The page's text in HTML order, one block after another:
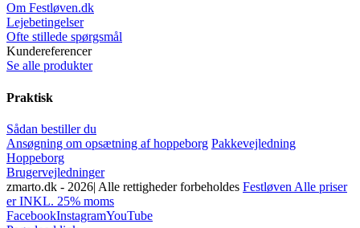
Om Festløven.dk
Lejebetingelser
Ofte stillede spørgsmål
Kundereferencer
Se alle produkter
Praktisk
Sådan bestiller du
Ansøgning om opsætning af hoppeborg Pakkevejledning
Hoppeborg
Brugervejledninger
zmarto.dk - 2026| Alle rettigheder forbeholdes Festløven Alle priser
er INKL. 25% moms
FacebookInstagramYouTube